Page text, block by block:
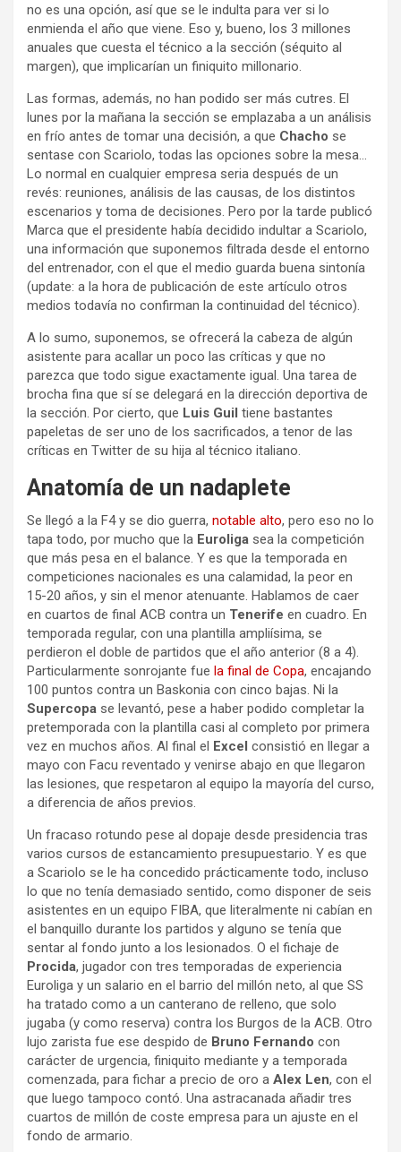
no es una opción, así que se le indulta para ver si lo
enmienda el año que viene. Eso y, bueno, los 3 millones
anuales que cuesta el técnico a la sección (séquito al
margen), que implicarían un finiquito millonario.
Las formas, además, no han podido ser más cutres. El
lunes por la mañana la sección se emplazaba a un análisis
en frío antes de tomar una decisión, a que Chacho se
sentase con Scariolo, todas las opciones sobre la mesa…
Lo normal en cualquier empresa seria después de un
revés: reuniones, análisis de las causas, de los distintos
escenarios y toma de decisiones. Pero por la tarde publicó
Marca que el presidente había decidido indultar a Scariolo,
una información que suponemos filtrada desde el entorno
del entrenador, con el que el medio guarda buena sintonía
(update: a la hora de publicación de este artículo otros
medios todavía no confirman la continuidad del técnico).
A lo sumo, suponemos, se ofrecerá la cabeza de algún
asistente para acallar un poco las críticas y que no
parezca que todo sigue exactamente igual. Una tarea de
brocha fina que sí se delegará en la dirección deportiva de
la sección. Por cierto, que Luis Guil tiene bastantes
papeletas de ser uno de los sacrificados, a tenor de las
críticas en Twitter de su hija al técnico italiano.
Anatomía de un nadaplete
Se llegó a la F4 y se dio guerra, notable alto, pero eso no lo
tapa todo, por mucho que la Euroliga sea la competición
que más pesa en el balance. Y es que la temporada en
competiciones nacionales es una calamidad, la peor en
15-20 años, y sin el menor atenuante. Hablamos de caer
en cuartos de final ACB contra un Tenerife en cuadro. En
temporada regular, con una plantilla ampliísima, se
perdieron el doble de partidos que el año anterior (8 a 4).
Particularmente sonrojante fue la final de Copa, encajando
100 puntos contra un Baskonia con cinco bajas. Ni la
Supercopa se levantó, pese a haber podido completar la
pretemporada con la plantilla casi al completo por primera
vez en muchos años. Al final el Excel consistió en llegar a
mayo con Facu reventado y venirse abajo en que llegaron
las lesiones, que respetaron al equipo la mayoría del curso,
a diferencia de años previos.
Un fracaso rotundo pese al dopaje desde presidencia tras
varios cursos de estancamiento presupuestario. Y es que
a Scariolo se le ha concedido prácticamente todo, incluso
lo que no tenía demasiado sentido, como disponer de seis
asistentes en un equipo FIBA, que literalmente ni cabían en
el banquillo durante los partidos y alguno se tenía que
sentar al fondo junto a los lesionados. O el fichaje de
Procida, jugador con tres temporadas de experiencia
Euroliga y un salario en el barrio del millón neto, al que SS
ha tratado como a un canterano de relleno, que solo
jugaba (y como reserva) contra los Burgos de la ACB. Otro
lujo zarista fue ese despido de Bruno Fernando con
carácter de urgencia, finiquito mediante y a temporada
comenzada, para fichar a precio de oro a Alex Len, con el
que luego tampoco contó. Una astracanada añadir tres
cuartos de millón de coste empresa para un ajuste en el
fondo de armario.